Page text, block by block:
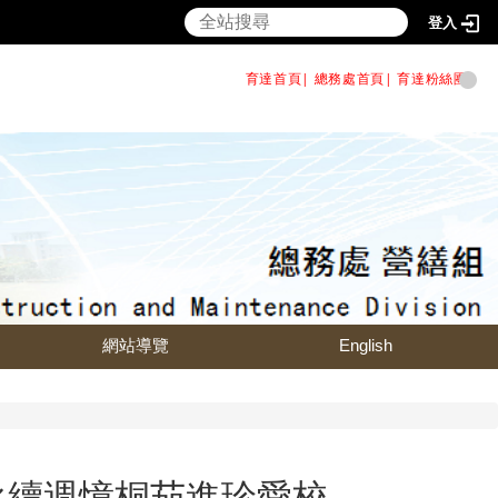
登入
育達首頁| 總務處首頁| 育達粉絲團 |
網站導覽 English